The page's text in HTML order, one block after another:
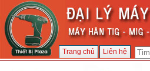
Trang chủ Liên hệ